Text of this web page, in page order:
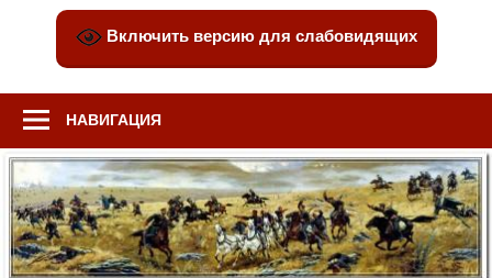
Включить версию для слабовидящих
НАВИГАЦИЯ